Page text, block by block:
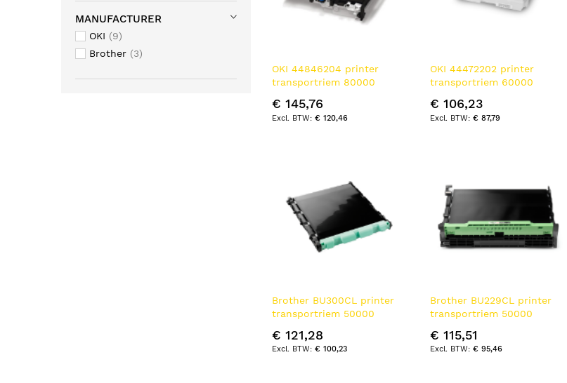
OKI 44846204 printer
transportriem 80000
€ 145,76
€ 120,46
OKI 44472202 printer
transportriem 60000
€ 106,23
€ 87,79
Brother BU300CL printer
transportriem 50000
€ 121,28
€ 100,23
Brother BU229CL printer
transportriem 50000
€ 115,51
€ 95,46
MANUFACTURER
OKI
9
Brother
3